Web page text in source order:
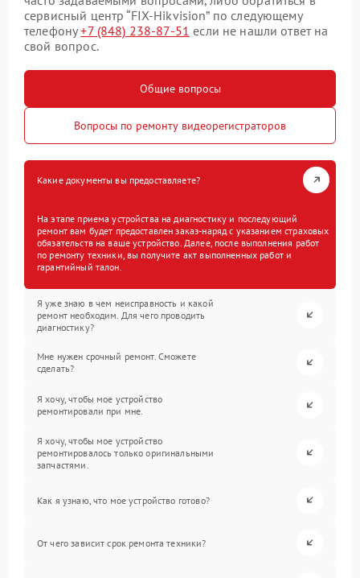
сервисный центр “FIX-Hikvision” по следующему
телефону+7 (848) 238-87-51 если не нашли ответ на
свой вопрос.
Общие вопросы
Вопросы по ремонту видеорегистраторов
Какие документы вы предоставляете?
На этапе приема устройства на диагностику и последующий
ремонт вам будет предоставлен заказ-наряд с указанием страховых
обязательств на ваше устройство. Далее, после выполнения работ
по ремонту техники, вы получите акт выполненных работ и
гарантийный талон.
Я уже знаю в чем неисправность и какой
ремонт необходим. Для чего проводить
диагностику?
Мне нужен срочный ремонт. Сможете
сделать?
Я хочу, чтобы мое устройство
ремонтировали при мне.
Я хочу, чтобы мое устройство
ремонтировалось только оригинальными
запчастями.
Как я узнаю, что мое устройство готово?
От чего зависит срок ремонта техники?